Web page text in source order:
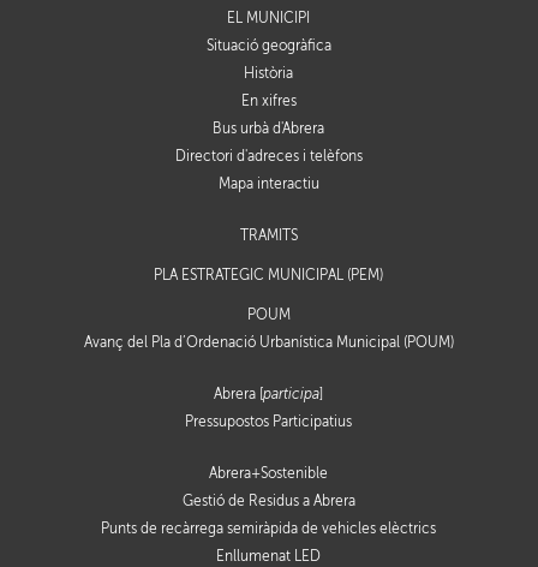
EL MUNICIPI
Situació geogràfica
Història
En xifres
Bus urbà d'Abrera
Directori d'adreces i telèfons
Mapa interactiu
TRÀMITS
PLA ESTRATÈGIC MUNICIPAL (PEM)
POUM
Avanç del Pla d’Ordenació Urbanística Municipal (POUM)
Abrera [participa
Pressupostos Participatius
Abrera+Sostenible
Gestió de Residus a Abrera
Punts de recàrrega semiràpida de vehicles elèctrics
Enllumenat LED